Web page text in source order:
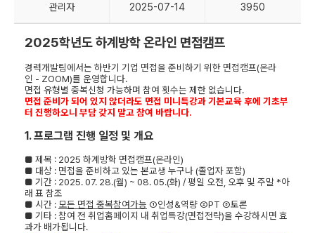
관리자 2025-07-14 3950
2025학년도 하계방학 온라인 면접캠프
경력개발팀에서는 하반기 기업 면접을 준비하기 위한 면접캠프(온라
인 - ZOOM)를 운영합니다.
면접 유형별 중복신청 가능하며 참여 횟수는 제한 없습니다.
면접 준비가 되어 있지 않더라도 면접 미니특강과 기본교육 후에 기초부
터 진행하오니 부담 갖지 말고 참여 바랍니다.
1.프로그램 진행 일정 및 개요
■ 제목 : 2025 하계방학 면접캠프(온라인)
■ 대상 : 면접을 준비하고 있는 본교생 누구나(졸업자 포함)
■ 기간 : 2025. 07. 28.(월) ~ 08. 05.(화) /평일 오전 오후 및 주말 *아
래 표 참조
■ 시간 : 모든 면접 중복참여가능 ①인성&역량②PT ③토론
■ 기타 :참여 전 취업홈페이지 내 취업특강(면접전략)을 수강하시면 효
과가 배가됩니다.